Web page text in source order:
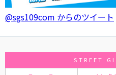
@sgs109com からのツイート
STREET